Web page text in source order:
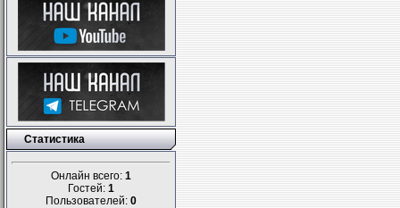
Статистика
Онлайн всего: 1
Гостей: 1
Пользователей: 0